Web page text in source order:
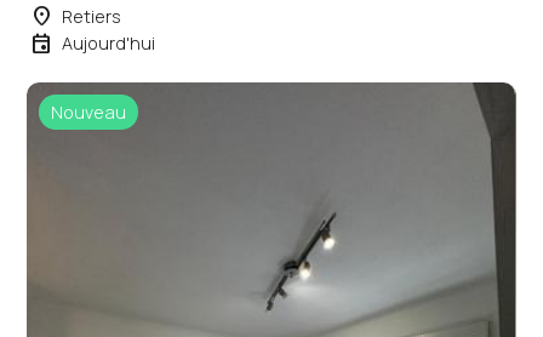
place Retiers
event Aujourd'hui
Nouveau